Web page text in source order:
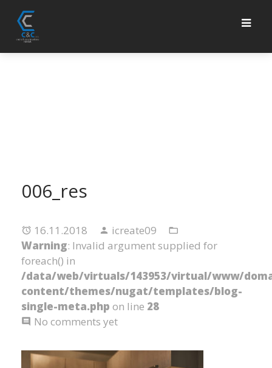
006_res
16.11.2018
icreate09
Warning: Invalid argument supplied for
foreach() in
/data/web/virtuals/143953/virtual/www/
content/themes/nugat/templates/blog-
single-meta.php on line 28
No comments yet